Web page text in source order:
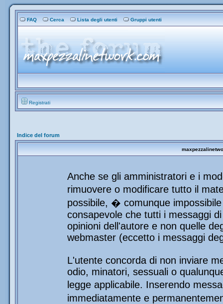
FAQ Cerca Lista degli utenti Gruppi utenti
Registrati
Indice del forum
Anche se gli amministratori e i
rimuovere o modificare tutto il
possibile, � comunque
consapevole che tutti i messaggi
opinioni dell'autore e non quelle
webmaster (eccetto i messaggi
L'utente concorda di non inviare
odio, minatori, sessuali o
legge applicabile. Inserendo
immediatamente e